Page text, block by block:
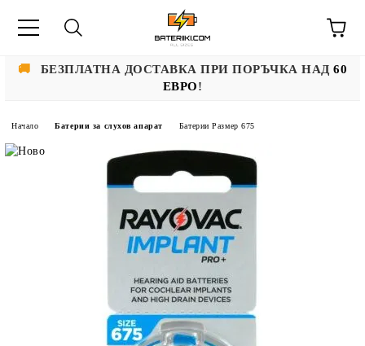
🚚 БЕЗПЛАТНА ДОСТАВКА ПРИ ПОРЪЧКА НАД60
ЕВРО!
Начало Батерии за слухов апарат Батерии Размер 675